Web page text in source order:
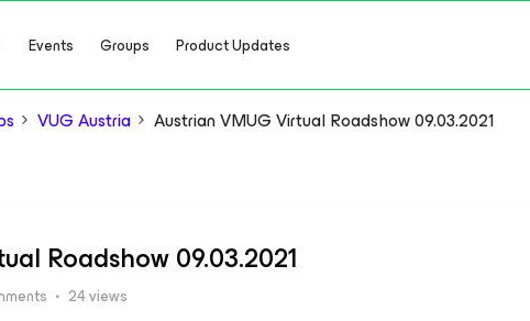
Events Groups Product Updates
VUG Austria Austrian VMUG Virtual Roadshow 09.03.2021
Roadshow 09.03.2021
24 views